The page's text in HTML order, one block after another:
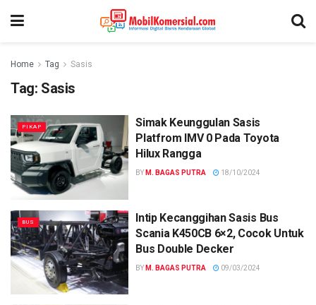
Home Tag Sasis
Tag: Sasis
PIKAP
Simak Keunggulan Sasis
Platfrom IMV 0 Pada Toyota
Hilux Rangga
BY M. BAGAS PUTRA 18/10/2024
BUS
Intip Kecanggihan Sasis Bus
Scania K450CB 6×2, Cocok Untuk
Bus Double Decker
BY M. BAGAS PUTRA 09/03/2024